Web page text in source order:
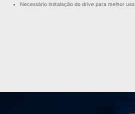
Necessário instalação do drive para melhor uso.